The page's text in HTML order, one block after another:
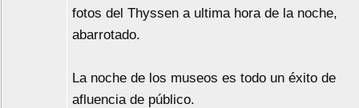
fotos del Thyssen a ultima hora de la noche,
abarrotado.
La noche de los museos es todo un éxito de
afluencia de público.